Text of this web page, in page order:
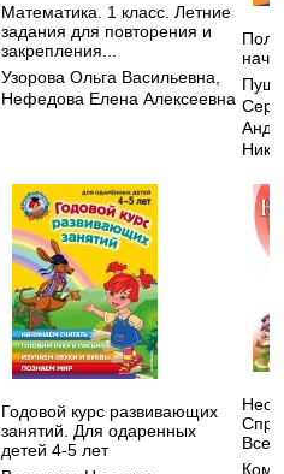
Математика. 1 класс. Летние
задания для повторения и
закрепления...
Узорова Ольга Васильевна,
Нефедова Елена Алексеевна
Годовой курс развивающих
занятий. Для одаренных
детей 4-5 лет